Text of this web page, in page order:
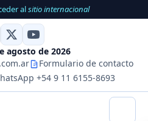
alsitio internacional
agosto de 2026
Formulario de contacto
+54 9 11 6155-8693